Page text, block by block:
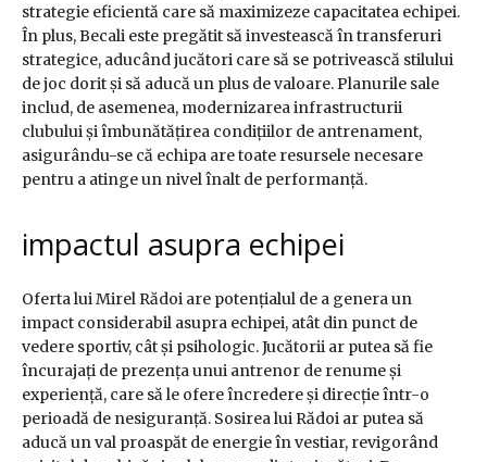
strategie eficientă care să maximizeze capacitatea echipei.
În plus, Becali este pregătit să investească în transferuri
strategice, aducând jucători care să se potrivească stilului
de joc dorit și să aducă un plus de valoare. Planurile sale
includ, de asemenea, modernizarea infrastructurii
clubului și îmbunătățirea condițiilor de antrenament,
asigurându-se că echipa are toate resursele necesare
pentru a atinge un nivel înalt de performanță.
impactul asupra echipei
Oferta lui Mirel Rădoi are potențialul de a genera un
impact considerabil asupra echipei, atât din punct de
vedere sportiv, cât și psihologic. Jucătorii ar putea să fie
încurajați de prezența unui antrenor de renume și
experiență, care să le ofere încredere și direcție într-o
perioadă de nesiguranță. Sosirea lui Rădoi ar putea să
aducă un val proaspăt de energie în vestiar, revigorând